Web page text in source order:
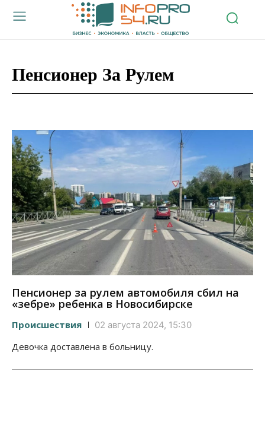
Пенсионер За Рулем
Пенсионер за рулем автомобиля сбил на
«зебре» ребенка в Новосибирске
Происшествия 02 августа 2024, 15:30
Девочка доставлена в больницу.